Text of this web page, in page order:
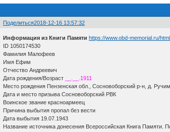
Поделиться2018-12-16 13:57:32
Информация из Книги Памяти https://www.obd-memorial.ru/
ID 1050174530
Фамилия Малофеев
Имя Ефим
Отчество Андреевич
Дата рождения/Возраст
__.__.1911
Место рождения Пензенская обл., Сосновоборский р-н, д. Ручим
Дата и место призыва Сосновоборский РВК
Воинское звание красноармеец
Причина выбытия пропал без вести
Дата выбытия 19.07.1943
Название источника донесения Всероссийская Книга Памяти.